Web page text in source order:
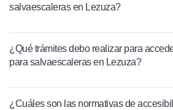
salvaescaleras en Lezuza?
¿Qué trámites debo realizar para
para salvaescaleras en Lezuza?
¿Cuáles son las normativas de